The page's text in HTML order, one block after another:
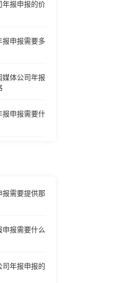
年报申报的价
报申报需要多
媒体公司年报
报申报需要什
报需要提供那
申报需要什么
司年报申报的